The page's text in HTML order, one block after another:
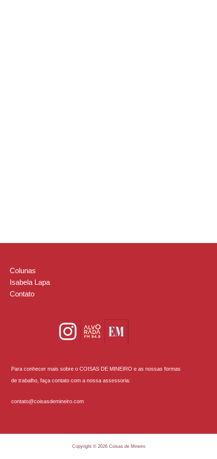
Colunas
Isabela Lapa
Contato
Para conhecer mais sobre o COISAS DE MINEIRO e as nossas formas
de trabalho, faça contato com a nossa assessoria:
contato@coisasdemineiro.com
Copyright © 2026 Coisas de Mineiro